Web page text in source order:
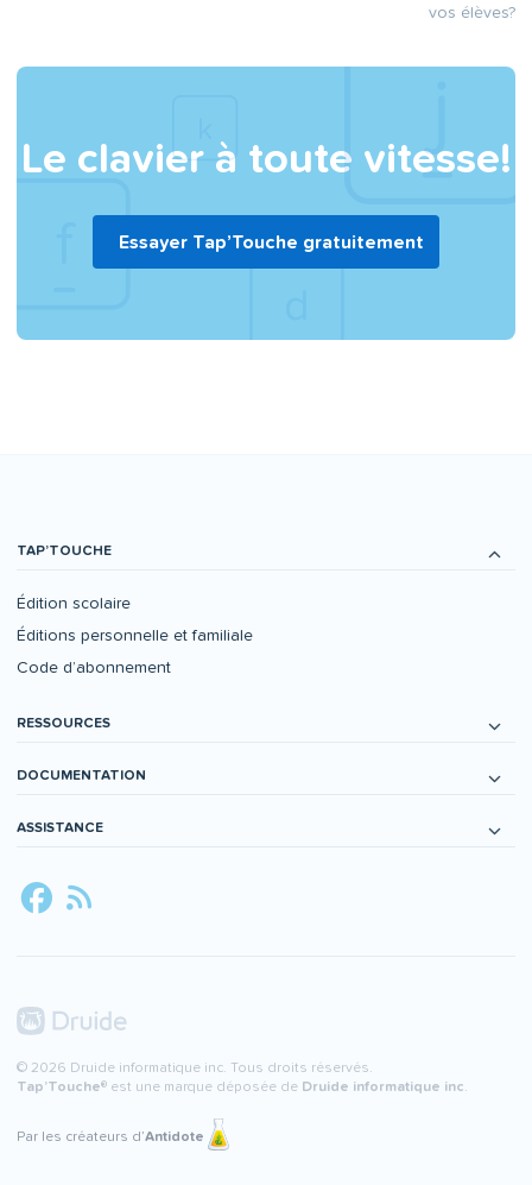
vos élèves?
Le clavier à toute vitesse!
Essayer Tap’Touche gratuitement
TAP’TOUCHE
Édition scolaire
Éditions personnelle et familiale
Code d’abonnement
RESSOURCES
DOCUMENTATION
ASSISTANCE
© 2026 Druide informatique inc. Tous droits réservés.
Tap’Touche® est une marque déposée de Druide informatique inc.
Par les créateurs d’Antidote